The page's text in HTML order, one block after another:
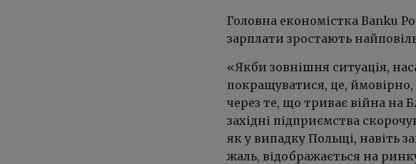
Головна економістка Banku
зарплати зростають
«Якби зовнішня ситуація,
покращуватися, це,
через те, що триває війна на
західні підприємства
як у випадку Польщі, навіть
жаль, відображається на